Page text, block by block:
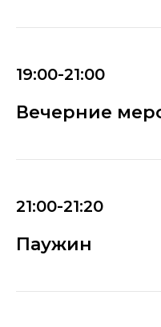
19:00-21:00
Вечерние
21:00-21:20
Паужин